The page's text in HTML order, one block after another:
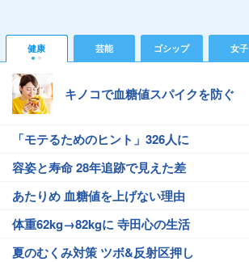
健康 芸能 ゴシップ 女子
キノコで血糖値スパイクを防ぐ
「モテるためのヒント」326人に
容姿と寿命 28年追跡で見えた差
あたりめ 血糖値を上げない理由
体重62kg→82kgに 寺田心の生活
夏のむくみ対策 ツボ&反射区押し